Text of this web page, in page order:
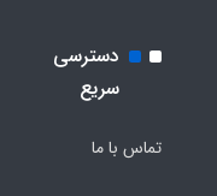
دسترسی
سریع
تماس با ما